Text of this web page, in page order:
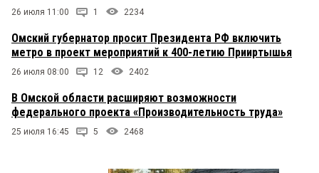
26 июля 11:00 1 2234
Омский губернатор просит Президента РФ включить
метро в проект мероприятий к 400-летию Прииртышья
26 июля 08:00 12 2402
В Омской области расширяют возможности
федерального проекта «Производительность труда»
25 июля 16:45 5 2468